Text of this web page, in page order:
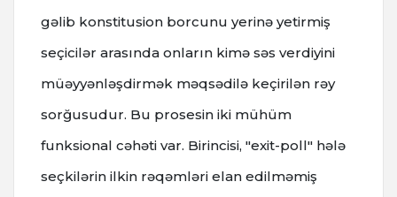
gəlib konstitusion borcunu yerinə yetirmiş
seçicilər arasında onların kimə səs verdiyini
müəyyənləşdirmək məqsədilə keçirilən rəy
sorğusudur. Bu prosesin iki mühüm
funksional cəhəti var. Birincisi, "exit-poll" hələ
seçkilərin ilkin rəqəmləri elan edilməmiş